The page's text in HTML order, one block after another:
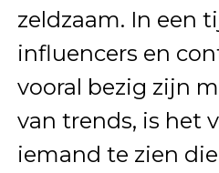
zeldzaam. In een
influencers en
vooral bezig zijn
van trends, is het
iemand te zien